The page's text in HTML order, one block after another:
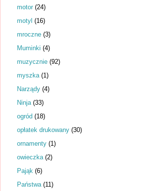
motor (24)
motyl (16)
mroczne (3)
Muminki (4)
muzycznie (92)
myszka (1)
Narządy (4)
Ninja (33)
ogród (18)
opłatek drukowany (30)
ornamenty (1)
owieczka (2)
Pająk (6)
Państwa (11)